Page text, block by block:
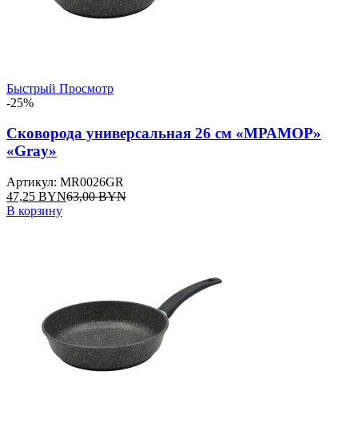
Быстрый Просмотр
-25%
Сковорода универсальная 26 см «МРАМОР»
«Gray»
Артикул: MR0026GR
47,25 BYN63,00BYN
В корзину